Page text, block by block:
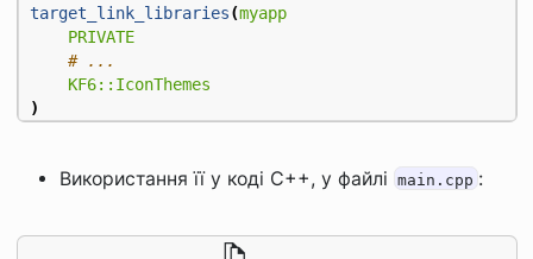
target_link_libraries(myapp
PRIVATE
KF6::IconThemes
)
Використання її у коді C++, у файлі main.cpp :